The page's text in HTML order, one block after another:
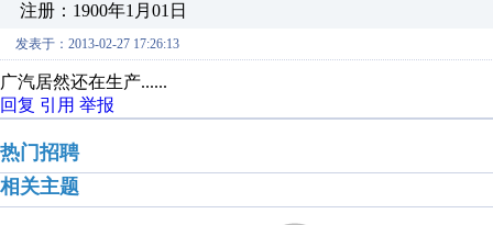
注册：1900年1月01日
发表于：2013-02-27 17:26:13
广汽居然还在生产......
回复 引用 举报
热门招聘
相关主题